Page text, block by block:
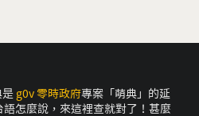
g0v 零時政府專案「萌典」的延
怎麼說，來這裡查就對了！甚麼